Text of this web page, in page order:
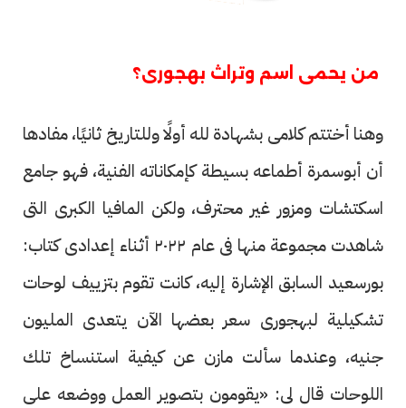
من يحمى اسم وتراث بهجورى؟
وهنا أختتم كلامى بشهادة لله أولًا وللتاريخ ثانيًا، مفادها
أن أبوسمرة أطماعه بسيطة كإمكاناته الفنية، فهو جامع
اسكتشات ومزور غير محترف، ولكن المافيا الكبرى التى
شاهدت مجموعة منها فى عام ٢٠٢٢ أثناء إعدادى كتاب:
بورسعيد السابق الإشارة إليه، كانت تقوم بتزييف لوحات
تشكيلية لبهجورى سعر بعضها الآن يتعدى المليون
جنيه، وعندما سألت مازن عن كيفية استنساخ تلك
اللوحات قال لى: «يقومون بتصوير العمل ووضعه على